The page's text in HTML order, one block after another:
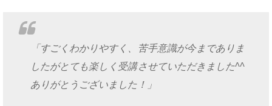
「すごくわかりやすく、苦手意識が今までありま
したがとても楽しく受講させていただきました^^
ありがとうございました！」